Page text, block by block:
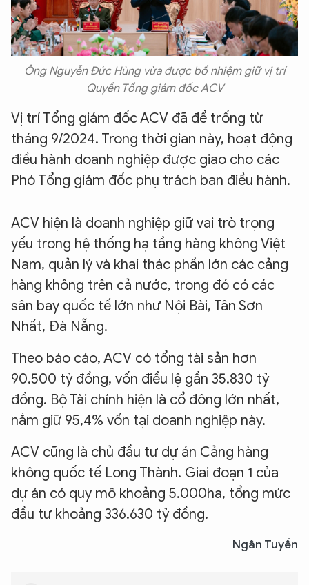
Ông Nguyễn Đức Hùng vừa được bổ nhiệm giữ vị trí
Quyền Tổng giám đốc ACV
Vị trí Tổng giám đốc ACV đã để trống từ
tháng 9/2024. Trong thời gian này, hoạt động
điều hành doanh nghiệp được giao cho các
Phó Tổng giám đốc phụ trách ban điều hành.
ACV hiện là doanh nghiệp giữ vai trò trọng
yếu trong hệ thống hạ tầng hàng không Việt
Nam, quản lý và khai thác phần lớn các cảng
hàng không trên cả nước, trong đó có các
sân bay quốc tế lớn như Nội Bài, Tân Sơn
Nhất, Đà Nẵng.
Theo báo cáo, ACV có tổng tài sản hơn
90.500 tỷ đồng, vốn điều lệ gần 35.830 tỷ
đồng. Bộ Tài chính hiện là cổ đông lớn nhất,
nắm giữ 95,4% vốn tại doanh nghiệp này.
ACV cũng là chủ đầu tư dự án Cảng hàng
không quốc tế Long Thành. Giai đoạn 1 của
dự án có quy mô khoảng 5.000ha, tổng mức
đầu tư khoảng 336.630 tỷ đồng.
Ngân Tuyền